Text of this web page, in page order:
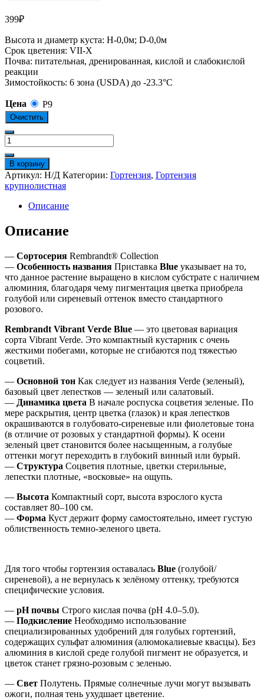
399₽
Высота и диаметр куста: Н-0,0м; D-0,0м
Срок цветения: VII-X
Почва: питательная, дренированная, кислой и слабокислой
реакции
Зимостойкость: 6 зона (USDA) до -23.3°C
Цена Р9
Очистить
Количество
товара
Рембрандт
Вайбрант
Верде
Блю
Rembrandt
Vibrant
Verde
В корзину
Артикул: Н/Д Категории: Гортензия, Гортензия
крупнолистная
Описание
Описание
— Сортосерия Rembrandt® Collection
— Особенность названия Приставка Blue указывает на то,
что данное растение выращено в кислом субстрате с наличием
алюминия, благодаря чему пигментация цветка приобрела
голубой или сиреневый оттенок вместо стандартного
розового.
Rembrandt Vibrant Verde Blue — это цветовая вариация
сорта Vibrant Verde. Это компактный кустарник с очень
жесткими побегами, которые не сгибаются под тяжестью
соцветий.
— Основной тон Как следует из названия Verde (зеленый),
базовый цвет лепестков — зеленый или салатовый.
— Динамика цвета В начале роспуска соцветия зеленые. По
мере раскрытия, центр цветка (глазок) и края лепестков
окрашиваются в голубовато-сиреневые или фиолетовые тона
(в отличие от розовых у стандартной формы). К осени
зеленый цвет становится более насыщенным, а голубые
оттенки могут переходить в глубокий винный или бурый.
— Структура Соцветия плотные, цветки стерильные,
лепестки плотные, «восковые» на ощупь.
— Высота Компактный сорт, высота взрослого куста
составляет 80–100 см.
— Форма Куст держит форму самостоятельно, имеет густую
облиственность темно-зеленого цвета.
Для того чтобы гортензия оставалась Blue (голубой/
сиреневой), а не вернулась к зелёному оттенку, требуются
специфические условия.
— pH почвы Строго кислая почва (pH 4.0–5.0).
— Подкисление Необходимо использование
специализированных удобрений для голубых гортензий,
содержащих сульфат алюминия (алюмокалиевые квасцы). Без
алюминия в кислой среде голубой пигмент не образуется, и
цветок станет грязно-розовым с зеленью.
— Свет Полутень. Прямые солнечные лучи могут вызывать
ожоги, полная тень ухудшает цветение.